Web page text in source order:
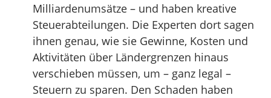
Milliardenumsätze – und haben kreative
Steuerabteilungen. Die Experten dort sagen
ihnen genau, wie sie Gewinne, Kosten und
Aktivitäten über Ländergrenzen hinaus
verschieben müssen, um – ganz legal –
Steuern zu sparen. Den Schaden haben